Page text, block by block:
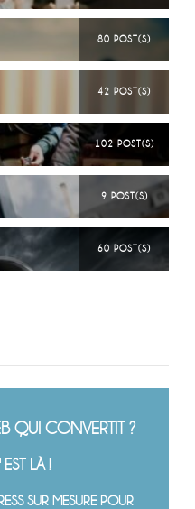
80 POST(S)
42 POST(S)
102 POST(S)
9 POST(S)
60 POST(S)
QUI CONVERTIT ?
LÀ !
SUR MESURE POUR